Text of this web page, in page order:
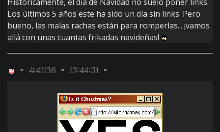
Los últimos 5 años este ha sido un día sin links. Pero
bueno, las malas rachas están para romperlas... ¡vamos
allá con unas cuantas frikadas navideñas!
• #41136 • 13:44:31 •